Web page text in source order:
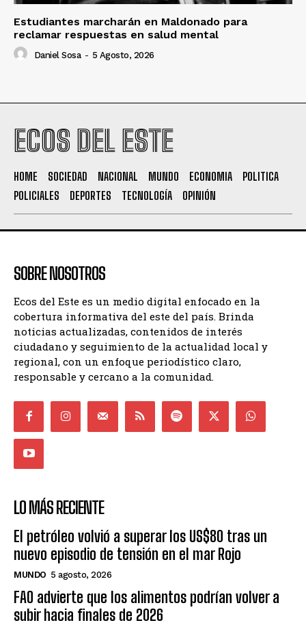
Estudiantes marcharán en Maldonado para
reclamar respuestas en salud mental
Daniel Sosa - 5 Agosto, 2026
ECOS DEL ESTE
HOME SOCIEDAD NACIONAL MUNDO ECONOMIA
POLITICA
POLICIALES
DEPORTES TECNOLOGÍA OPINIÓN
SOBRE NOSOTROS
Ecos del Este es un medio digital enfocado en la
cobertura informativa del este del país. Brinda
noticias actualizadas, contenidos de interés
ciudadano y seguimiento de la actualidad local y
regional, con un enfoque periodístico claro,
responsable y cercano a la comunidad.
LO MÁS RECIENTE
El petróleo volvió a superar los US$80 tras un
nuevo episodio de tensión en el mar Rojo
MUNDO 5 agosto, 2026
FAO advierte que los alimentos podrían volver a
subir hacia finales de 2026